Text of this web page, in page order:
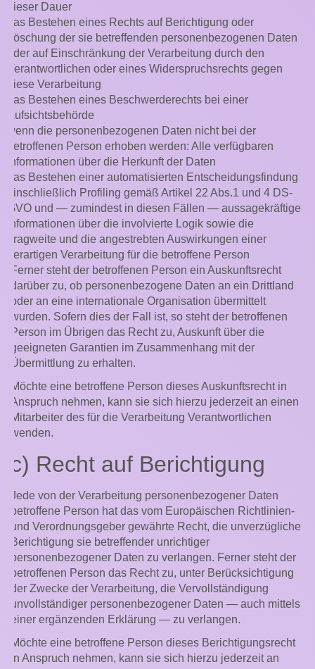
dieser Dauer
das Bestehen eines Rechts auf Berichtigung oder
Löschung der sie betreffenden personenbezogenen Daten
oder auf Einschränkung der Verarbeitung durch den
Verantwortlichen oder eines Widerspruchsrechts gegen
diese Verarbeitung
das Bestehen eines Beschwerderechts bei einer
Aufsichtsbehörde
wenn die personenbezogenen Daten nicht bei der
betroffenen Person erhoben werden: Alle verfügbaren
Informationen über die Herkunft der Daten
das Bestehen einer automatisierten Entscheidungsfindung
einschließlich Profiling gemäß Artikel 22 Abs.1 und 4 DS-
GVO und — zumindest in diesen Fällen — aussagekräftige
Informationen über die involvierte Logik sowie die
Tragweite und die angestrebten Auswirkungen einer
derartigen Verarbeitung für die betroffene Person
Ferner steht der betroffenen Person ein Auskunftsrecht
darüber zu, ob personenbezogene Daten an ein Drittland
oder an eine internationale Organisation übermittelt
wurden. Sofern dies der Fall ist, so steht der betroffenen
Person im Übrigen das Recht zu, Auskunft über die
geeigneten Garantien im Zusammenhang mit der
Übermittlung zu erhalten.
Möchte eine betroffene Person dieses Auskunftsrecht in
Anspruch nehmen, kann sie sich hierzu jederzeit an einen
Mitarbeiter des für die Verarbeitung Verantwortlichen
wenden.
c) Recht auf Berichtigung
Jede von der Verarbeitung personenbezogener Daten
betroffene Person hat das vom Europäischen Richtlinien-
und Verordnungsgeber gewährte Recht, die unverzügliche
Berichtigung sie betreffender unrichtiger
personenbezogener Daten zu verlangen. Ferner steht der
betroffenen Person das Recht zu, unter Berücksichtigung
der Zwecke der Verarbeitung, die Vervollständigung
unvollständiger personenbezogener Daten — auch mittels
einer ergänzenden Erklärung — zu verlangen.
Möchte eine betroffene Person dieses Berichtigungsrecht
in Anspruch nehmen, kann sie sich hierzu jederzeit an